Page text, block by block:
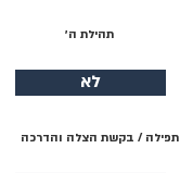
תהילת ה׳
לא
תפילה / בקשת הצלה והדרכה